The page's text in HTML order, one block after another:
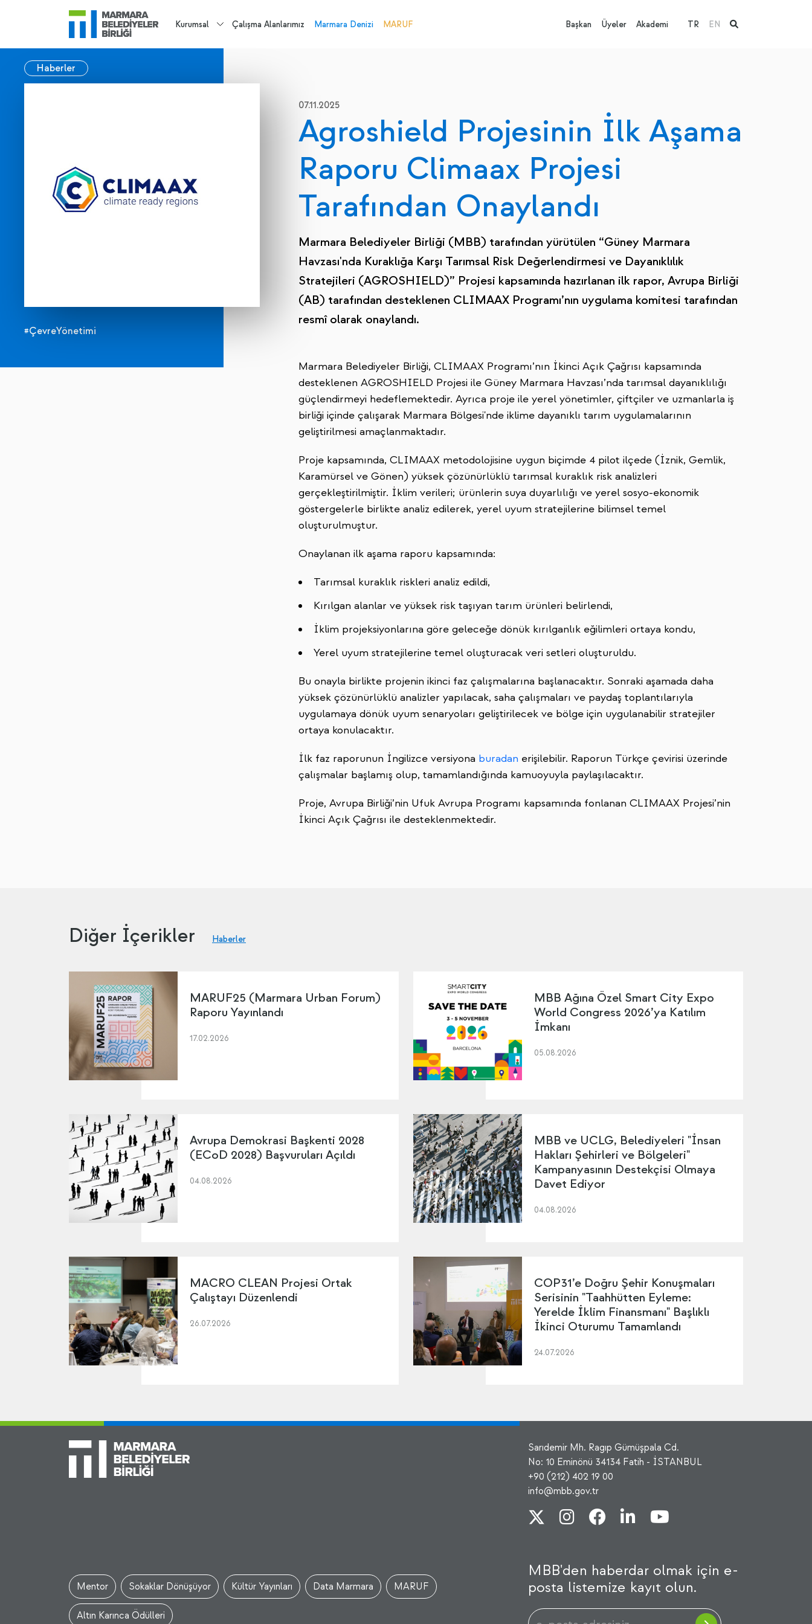
Kurumsal Çalışma Alanlarımız Marmara Denizi MARUF Başkan Üyeler Akademi TR EN
Haberler
#ÇevreYönetimi
07.11.2025
Agroshield Projesinin İlk Aşama
Raporu Climaax Projesi
Tarafından Onaylandı
Marmara Belediyeler Birliği (MBB) tarafından yürütülen “Güney Marmara
Havzası'nda Kuraklığa Karşı Tarımsal Risk Değerlendirmesi ve Dayanıklılık
Stratejileri (AGROSHIELD)” Projesi kapsamında hazırlanan ilk rapor, Avrupa Birliği
(AB) tarafından desteklenen CLIMAAX Programı’nın uygulama komitesi tarafından
resmî olarak onaylandı.
Marmara Belediyeler Birliği, CLIMAAX Programı’nın İkinci Açık Çağrısı kapsamında
desteklenen AGROSHIELD Projesi ile Güney Marmara Havzası’nda tarımsal dayanıklılığı
güçlendirmeyi hedeflemektedir. Ayrıca proje ile yerel yönetimler, çiftçiler ve uzmanlarla iş
birliği içinde çalışarak Marmara Bölgesi'nde iklime dayanıklı tarım uygulamalarının
geliştirilmesi amaçlanmaktadır.
Proje kapsamında, CLIMAAX metodolojisine uygun biçimde 4 pilot ilçede (İznik, Gemlik,
Karamürsel ve Gönen) yüksek çözünürlüklü tarımsal kuraklık risk analizleri
gerçekleştirilmiştir. İklim verileri; ürünlerin suya duyarlılığı ve yerel sosyo-ekonomik
göstergelerle birlikte analiz edilerek, yerel uyum stratejilerine bilimsel temel
oluşturulmuştur.
Onaylanan ilk aşama raporu kapsamında:
Tarımsal kuraklık riskleri analiz edildi,
Kırılgan alanlar ve yüksek risk taşıyan tarım ürünleri belirlendi,
İklim projeksiyonlarına göre geleceğe dönük kırılganlık eğilimleri ortaya kondu,
Yerel uyum stratejilerine temel oluşturacak veri setleri oluşturuldu.
Bu onayla birlikte projenin ikinci faz çalışmalarına başlanacaktır. Sonraki aşamada daha
yüksek çözünürlüklü analizler yapılacak, saha çalışmaları ve paydaş toplantılarıyla
uygulamaya dönük uyum senaryoları geliştirilecek ve bölge için uygulanabilir stratejiler
ortaya konulacaktır.
İlk faz raporunun İngilizce versiyona buradan erişilebilir. Raporun Türkçe çevirisi üzerinde
çalışmalar başlamış olup, tamamlandığında kamuoyuyla paylaşılacaktır.
Proje, Avrupa Birliği’nin Ufuk Avrupa Programı kapsamında fonlanan CLIMAAX Projesi’nin
İkinci Açık Çağrısı ile desteklenmektedir.
Diğer İçerikler Haberler
MARUF25 (Marmara Urban Forum)
Raporu Yayınlandı
17.02.2026
MBB Ağına Özel Smart City Expo
World Congress 2026’ya Katılım
İmkanı
05.08.2026
Avrupa Demokrasi Başkenti 2028
(ECoD 2028) Başvuruları Açıldı
04.08.2026
MBB ve UCLG, Belediyeleri "İnsan
Hakları Şehirleri ve Bölgeleri"
Kampanyasının Destekçisi Olmaya
Davet Ediyor
04.08.2026
MACRO CLEAN Projesi Ortak
Çalıştayı Düzenlendi
26.07.2026
COP31’e Doğru Şehir Konuşmaları
Serisinin "Taahhütten Eyleme:
Yerelde İklim Finansmanı" Başlıklı
İkinci Oturumu Tamamlandı
24.07.2026
Sarıdemir Mh. Ragıp Gümüşpala Cd.
No: 10 Eminönü 34134 Fatih - İSTANBUL
+90 (212) 402 19 00
info@mbb.gov.tr
Mentor Sokaklar Dönüşüyor Kültür Yayınları Data Marmara MARUF
Altın Karınca Ödülleri
MBB'den haberdar olmak için e-
posta listemize kayıt olun.